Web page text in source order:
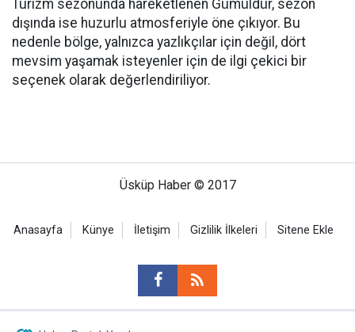
Turizm sezonunda hareketlenen Gümüldür, sezon
dışında ise huzurlu atmosferiyle öne çıkıyor. Bu
nedenle bölge, yalnızca yazlıkçılar için değil, dört
mevsim yaşamak isteyenler için de ilgi çekici bir
seçenek olarak değerlendiriliyor.
Üsküp Haber © 2017
Anasayfa Künye İletişim Gizlilik İlkeleri Sitene Ekle